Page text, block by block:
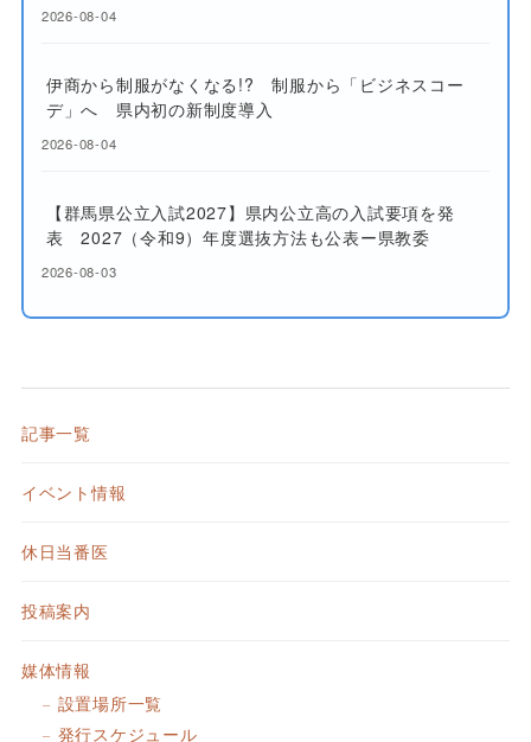
2026-08-04
伊商から制服がなくなる!? 制服から「ビジネスコー
デ」へ 県内初の新制度導入
2026-08-04
【群馬県公立入試2027】県内公立高の入試要項を発
表 2027（令和9）年度選抜方法も公表ー県教委
2026-08-03
記事一覧
イベント情報
休日当番医
投稿案内
媒体情報
設置場所一覧
発行スケジュール